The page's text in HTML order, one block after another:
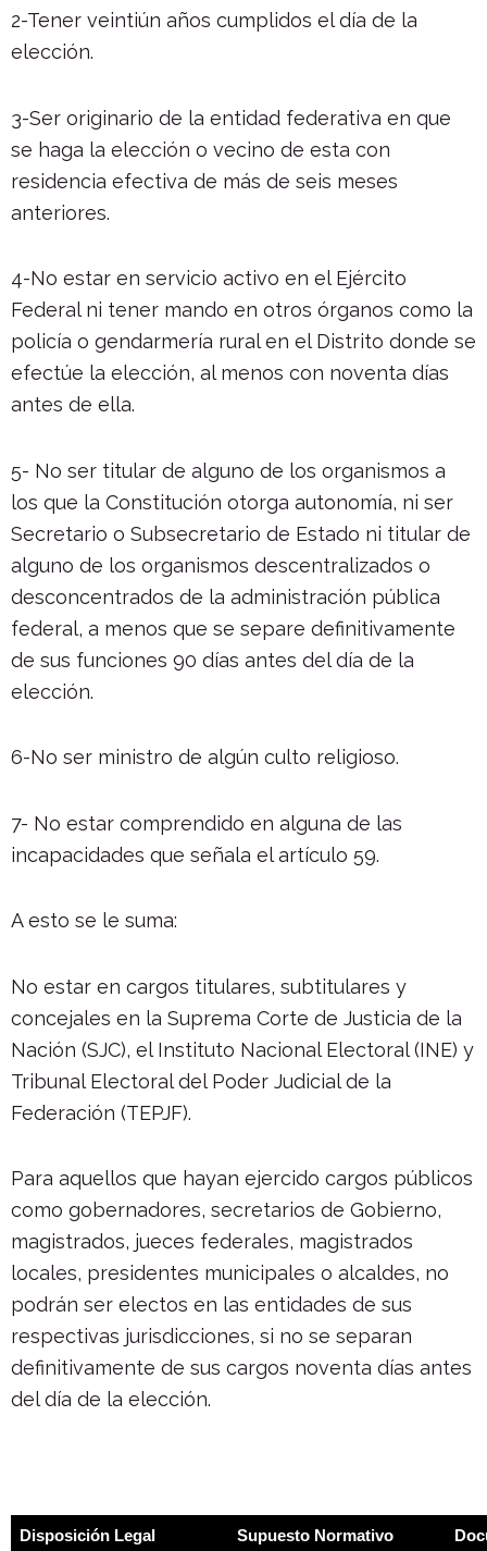
2-Tener veintiún años cumplidos el día de la
elección.
3-Ser originario de la entidad federativa en que
se haga la elección o vecino de esta con
residencia efectiva de más de seis meses
anteriores.
4-No estar en servicio activo en el Ejército
Federal ni tener mando en otros órganos como la
policía o gendarmería rural en el Distrito donde se
efectúe la elección, al menos con noventa días
antes de ella.
5- No ser titular de alguno de los organismos a
los que la Constitución otorga autonomía, ni ser
Secretario o Subsecretario de Estado ni titular de
alguno de los organismos descentralizados o
desconcentrados de la administración pública
federal, a menos que se separe definitivamente
de sus funciones 90 días antes del día de la
elección.
6-No ser ministro de algún culto religioso.
7- No estar comprendido en alguna de las
incapacidades que señala el artículo 59.
A esto se le suma:
No estar en cargos titulares, subtitulares y
concejales en la Suprema Corte de Justicia de la
Nación (SJC), el Instituto Nacional Electoral (INE) y
Tribunal Electoral del Poder Judicial de la
Federación (TEPJF).
Para aquellos que hayan ejercido cargos públicos
como gobernadores, secretarios de Gobierno,
magistrados, jueces federales, magistrados
locales, presidentes municipales o alcaldes, no
podrán ser electos en las entidades de sus
respectivas jurisdicciones, si no se separan
definitivamente de sus cargos noventa días antes
del día de la elección.
Disposición Legal Supuesto Normativo